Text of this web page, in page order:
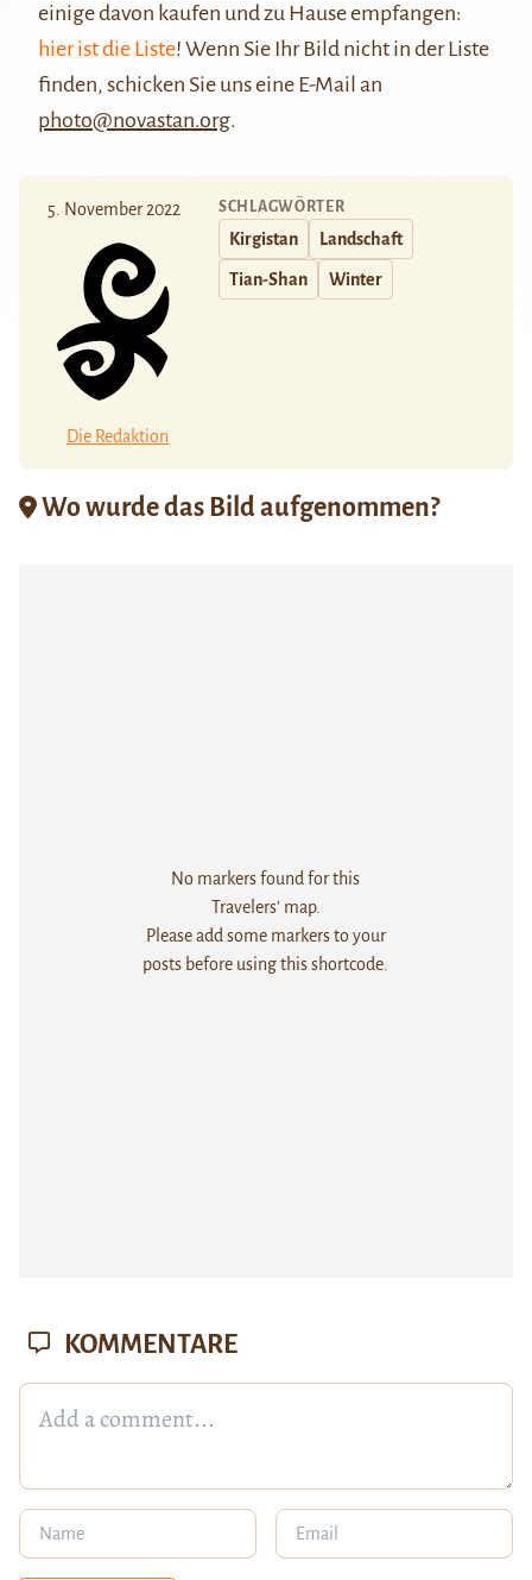
einige davon kaufen und zu Hause empfangen:
hier ist die Liste! Wenn Sie Ihr Bild nicht in der Liste
finden, schicken Sie uns eine E-Mail an
photo@novastan.org.
5. November 2022
Die Redaktion
SCHLAGWÖRTER
Kirgistan Landschaft
Tian-Shan Winter
Wo wurde das Bild aufgenommen?
No markers found for this
Travelers' map.
Please add some markers to your
posts before using this shortcode.
KOMMENTARE